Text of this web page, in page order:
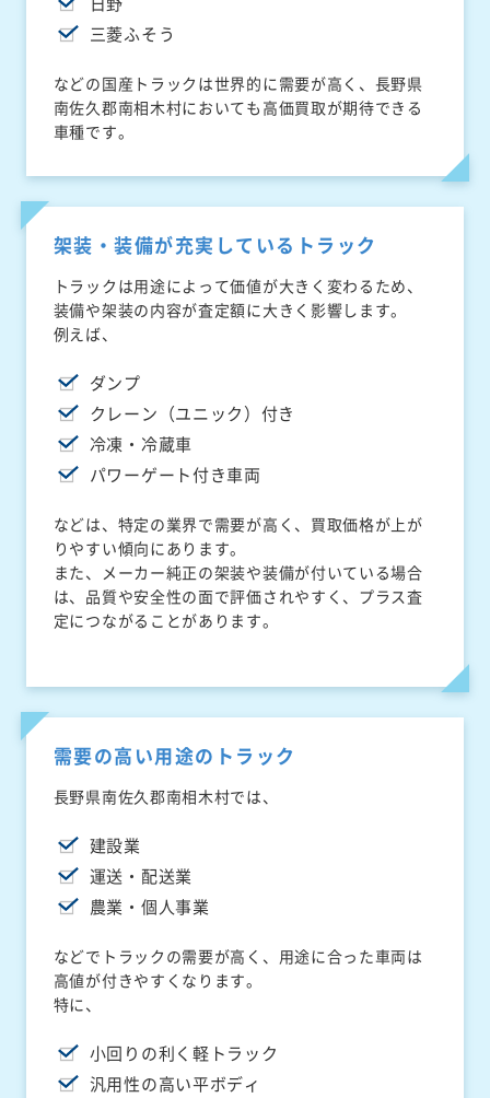
三菱ふそう
などの国産トラックは世界的に需要が高く、長野県
南佐久郡南相木村においても高価買取が期待できる
車種です。
架装・装備が充実しているトラック
トラックは用途によって価値が大きく変わるため、
装備や架装の内容が査定額に大きく影響します。
例えば、
ダンプ
クレーン（ユニック）付き
冷凍・冷蔵車
パワーゲート付き車両
などは、特定の業界で需要が高く、買取価格が上が
りやすい傾向にあります。
また、メーカー純正の架装や装備が付いている場合
は、品質や安全性の面で評価されやすく、プラス査
定につながることがあります。
需要の高い用途のトラック
長野県南佐久郡南相木村では、
建設業
運送・配送業
農業・個人事業
などでトラックの需要が高く、用途に合った車両は
高値が付きやすくなります。
特に、
小回りの利く軽トラック
汎用性の高い平ボディ